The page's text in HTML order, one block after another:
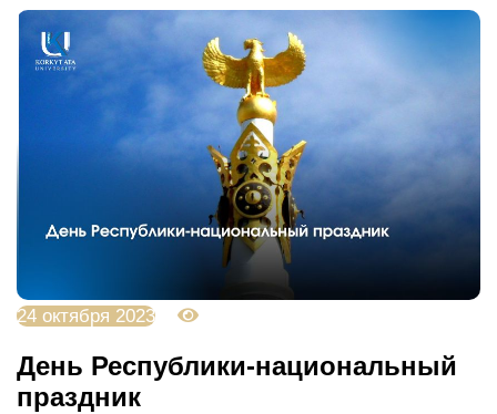
24 октября 2023
День Республики-национальный
праздник